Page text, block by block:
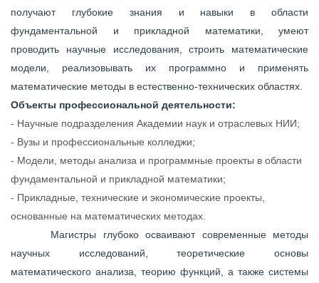
получают глубокие знания и навыки в области
фундаментальной и прикладной математики, умеют
проводить научные исследования, строить математические
модели, реализовывать их программно и применять
математические методы в естественно-технических областях.
Объекты профессиональной деятельности:
- Научные подразделения Академии наук и отраслевых НИИ;
- Вузы и профессиональные колледжи;
- Модели, методы анализа и программные проекты в области
фундаментальной и прикладной математики;
- Прикладные, технические и экономические проекты,
основанные на математических методах.
Магистры глубоко осваивают современные методы
научных исследований, теоретические основы
математического анализа, теорию функций, а также системы